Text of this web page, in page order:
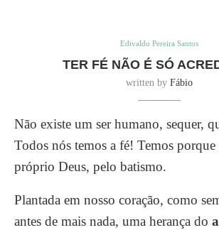
Edivaldo Pereira Santos
TER FÉ NÃO É SÓ
written by Fábio
Não existe um ser humano, sequer,
Todos nós temos a fé! Temos porque
próprio Deus, pelo batismo.
Plantada em nosso coração, como
antes de mais nada, uma herança do